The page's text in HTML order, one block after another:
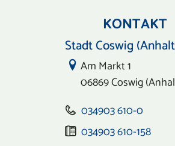
KONTAKT
Stadt Coswig
Link zur Google-
Am Markt 1
06869 Coswig
034903 610-0
034903 610-158